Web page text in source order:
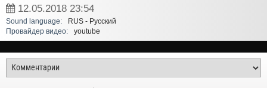
12.05.2018 23:54
Sound language:
RUS - Русский
Провайдер видео:
youtube